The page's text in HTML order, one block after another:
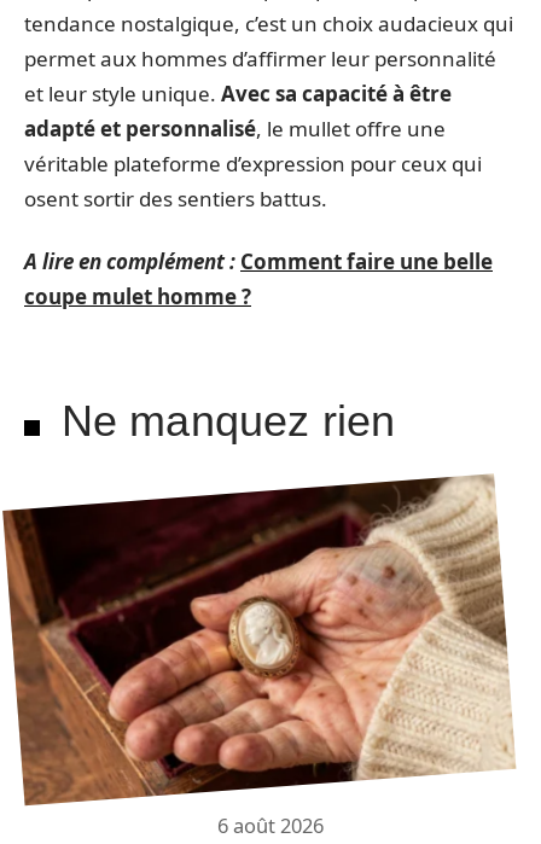
tendance nostalgique, c’est un choix audacieux qui
permet aux hommes d’affirmer leur personnalité
et leur style unique. Avec sa capacité à être
adapté et personnalisé, le mullet offre une
véritable plateforme d’expression pour ceux qui
osent sortir des sentiers battus.
A lire en complément : Comment faire une belle
coupe mulet homme ?
Ne manquez rien
6 août 2026